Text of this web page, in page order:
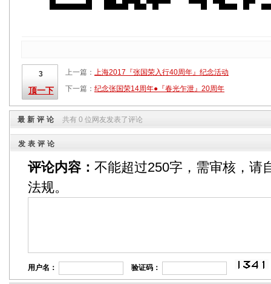
3
顶一下
上一篇： 上海2017『张国荣入行40周年』纪念活动
下一篇： 纪念张国荣14周年●『春光乍泄』20周年
最新评论 共有 0 位网友发表了评论
发表评论
评论内容： 不能超过250字，需审核，请
法规。
用户名： 验证码：